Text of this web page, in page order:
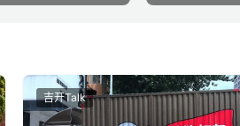
吉开Talk